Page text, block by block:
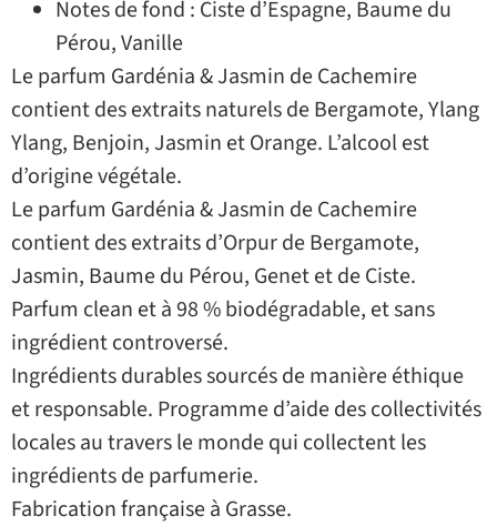
Notes de fond : Ciste d’Espagne, Baume du
Pérou, Vanille
Le parfum Gardénia & Jasmin de Cachemire
contient des extraits naturels de Bergamote, Ylang
Ylang, Benjoin, Jasmin et Orange. L’alcool est
d’origine végétale.
Le parfum Gardénia & Jasmin de Cachemire
contient des extraits d’Orpur de Bergamote,
Jasmin, Baume du Pérou, Genet et de Ciste.
Parfum clean et à 98 % biodégradable, et sans
ingrédient controversé.
Ingrédients durables sourcés de manière éthique
et responsable. Programme d’aide des collectivités
locales au travers le monde qui collectent les
ingrédients de parfumerie.
Fabrication française à Grasse.